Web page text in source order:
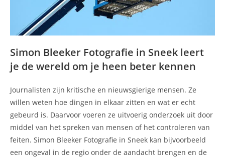
Simon Bleeker Fotografie in Sneek leert
je de wereld om je heen beter kennen
Journalisten zijn kritische en nieuwsgierige mensen. Ze
willen weten hoe dingen in elkaar zitten en wat er echt
gebeurd is. Daarvoor voeren ze uitvoerig onderzoek uit door
middel van het spreken van mensen of het controleren van
feiten. Simon Bleeker Fotografie in Sneek kan bijvoorbeeld
een ongeval in de regio onder de aandacht brengen en de